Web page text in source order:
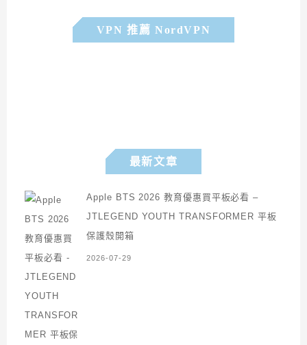
VPN 推薦 NordVPN
最新文章
Apple BTS 2026 教育優惠買平板必看 –
JTLEGEND YOUTH TRANSFORMER 平板
保護殼開箱
2026-07-29